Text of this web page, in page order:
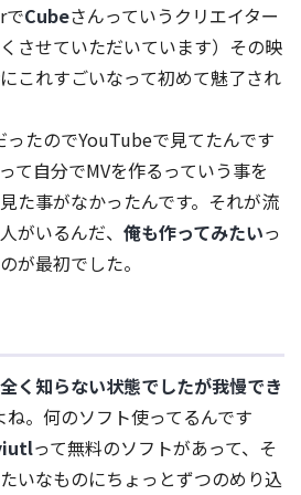
でCubeさんっていうクリエイター
させていただいています）その映
これすごいなって初めて魅了され
ったのでYouTubeで見てたんです
て自分でMVを作るっていう事を
た事がなかったんです。それが流
がいるんだ、 俺も作ってみたいっ
が最初でした。
全く知らない状態でしたが我慢でき
ね。何のソフト使ってるんです
って無料のソフトがあって、そ
いなものにちょっとずつのめり込